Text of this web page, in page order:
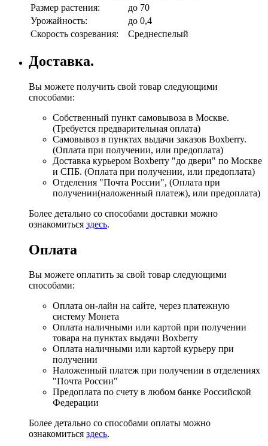
Размер растения:
до 70
Урожайность:
до 0,4
Скорость созревания:
Среднеспелый
Доставка.
Вы можете получить свой товар следующими
способами:
Собственный пункт самовывоза в Москве.
(Требуется предварительная оплата)
Самовывоз в пунктах выдачи заказов Boxberry.
(Оплата при получении, или предоплата)
Доставка курьером Boxberry "до двери" по Москве
и СПБ. (Оплата при получении, или предоплата)
Отделения "Почта России", (Оплата при
получении(наложенный платеж), или предоплата)
Более детально со способами доставки можно
ознакомиться здесь.
Оплата
Вы можете оплатить за свой товар следующими
способами:
Оплата он-лайн на сайте, через платежную
систему Монета
Оплата наличными или картой при получении
товара на пунктах выдачи Boxberry
Оплата наличными или картой курьеру при
получении
Наложенный платеж при получении в отделениях
"Почта России"
Предоплата по счету в любом банке Российской
Федерации
Более детально со способами оплаты можно
ознакомиться здесь.